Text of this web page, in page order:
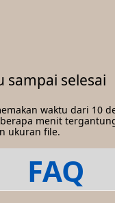
sampai selesai
waktu dari 10
menit
ukuran file.
FAQ